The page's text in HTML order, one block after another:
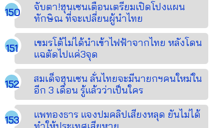
จับตา!ฮุนเซนเตือนเตรียมเปิดโปงแผน
ทักษิณ ที่จะเปลี่ยนผู้นำไทย
เขมรโต้ไม่ได้นำเข้าไฟฟ้าจากไทย หลังโดน
แฉตัดไปแค่3จุด
สมเด็จฮุนเซน ลั่นไทยจะมีนายกฯคนใหม่ใน
อีก 3 เดือน รู้แล้วว่าเป็นใคร
แพทองธาร แจงปมคลิปเสียงหลุด ยันไม่ได้